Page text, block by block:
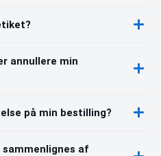
annullere min
på min bestilling?
af